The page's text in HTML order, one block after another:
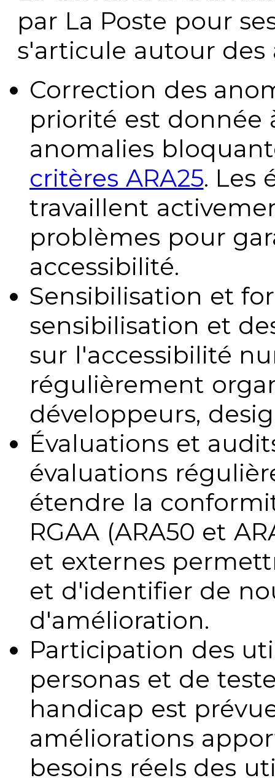
par La Poste pour
s'articule autour des
Correction des
priorité est donnée
anomalies
critères ARA25. Les
travaillent
problèmes pour
accessibilité.
Sensibilisation et
sensibilisation et
sur l'accessibilité
régulièrement
développeurs,
Évaluations et
évaluations
étendre la
RGAA (ARA50 et
et externes
et d'identifier de
d'amélioration.
Participation des
personas et de
handicap est
améliorations
besoins réels des